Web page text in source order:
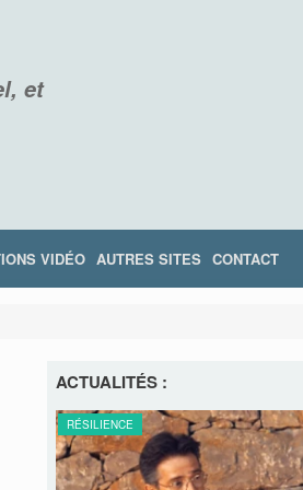
et
VIDÉO AUTRES SITES CONTACT
ACTUALITÉS :
RÉSILIENCE